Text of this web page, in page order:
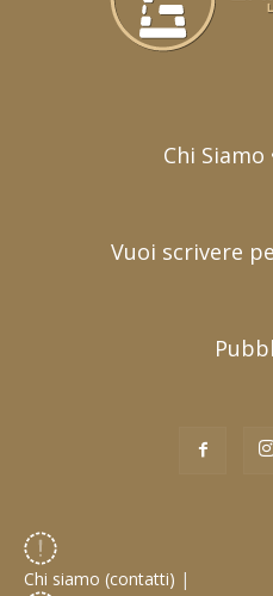
Chi
Vuoi scrivere
Chi siamo (contatti) |